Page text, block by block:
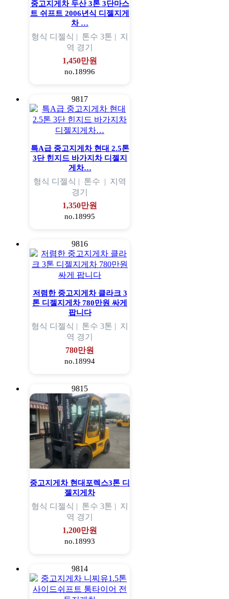
중고지게차 두산 3톤 3단마스
트 쉬프트 2006년식 디젤지게
차 …
형식 디젤식 | 톤수 3톤 | 지
역 경기
1,450만원
no.18996
9817
특A급 중고지게차 현대 2.5톤
3단 힌지드 바가지차 디젤지
게차…
형식 디젤식 | 톤수 | 지역
경기
1,350만원
no.18995
9816
저렴한 중고지게차 클라크 3
톤 디젤지게차 780만원 싸게
팝니다
형식 디젤식 | 톤수 3톤 | 지
역 경기
780만원
no.18994
9815
중고지게차 현대포렉스3톤 디
젤지게차
형식 디젤식 | 톤수 3톤 | 지
역 경기
1,200만원
no.18993
9814